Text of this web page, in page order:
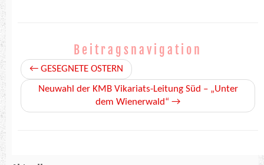
Beitragsnavigation
← GESEGNETE OSTERN
Neuwahl der KMB Vikariats-Leitung Süd – „Unter
dem Wienerwald“ →